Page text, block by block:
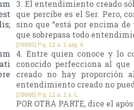
3. El entendimiento creado
que percibe es el Ser. Pero,
sino que “está por encima
que sobrepasa todo
[28685] Iª q. 12 a. 1 arg. 4
4. Entre quien conoce y lo
conocido perfecciona al
creado no hay proporción
entendimiento creado no
[28686] Iª q. 12 a. 1 s. c.
POR OTRA PARTE, dice el